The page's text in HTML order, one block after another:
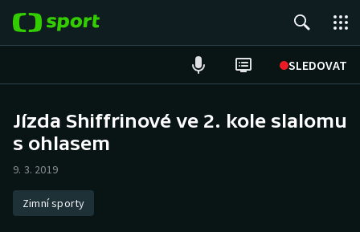
SLEDOVAT
Hokej
Atletika
Jízda Shiffrinové ve 2. kole slalomu
s ohlasem
9. 3. 2019
Zimní sporty